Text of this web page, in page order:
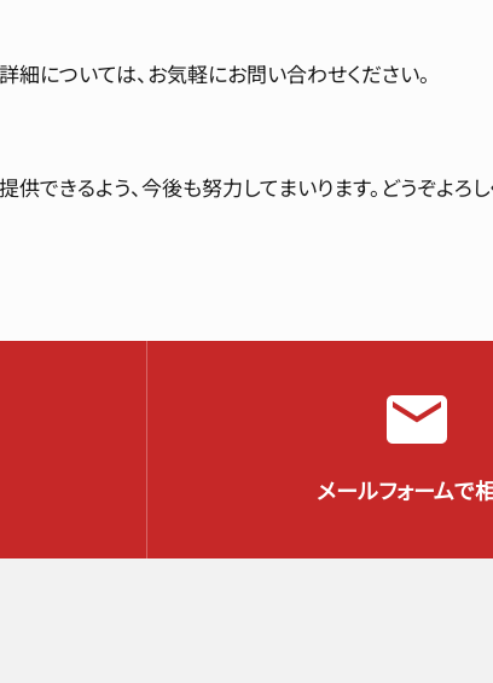
細については、お気軽にお問い合わせください。
できるよう、今後も努力してまいります。どうぞよろし
メールフォームで